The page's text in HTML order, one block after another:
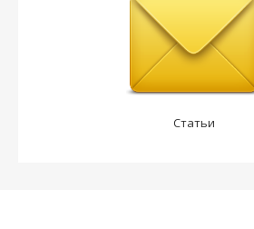
Статьи